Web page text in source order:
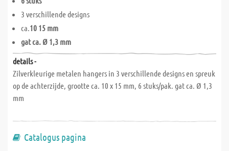
3 verschillende designs
ca.10 15 mm
gat ca. Ø 1,3 mm
details -
Zilverkleurige metalen hangers in 3 verschillende designs en spreuk
op de achterzijde, grootte ca. 10 x 15 mm, 6 stuks/pak. gat ca. Ø 1,3
mm
Catalogus pagina